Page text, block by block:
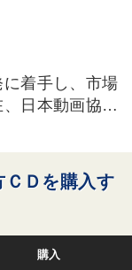
refresh 更新する
いただけます
着手し、市場
日本動画協会
ＣＤを購入す
購入